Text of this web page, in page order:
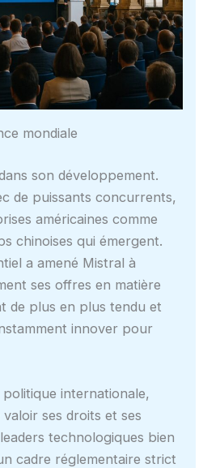
mondiale
son développement.
de puissants concurrents,
américaines comme
chinoises qui émergent.
a amené Mistral à
ses offres en matière
de plus en plus tendu et
innover pour
internationale,
ses droits et ses
technologiques bien
cadre réglementaire strict